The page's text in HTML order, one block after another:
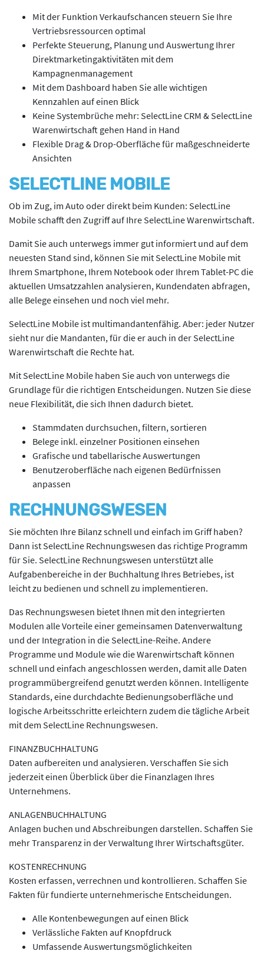
Mit der Funktion Verkaufschancen steuern Sie Ihre
Vertriebsressourcen optimal
Perfekte Steuerung, Planung und Auswertung Ihrer
Direktmarketingaktivitäten mit dem
Kampagnenmanagement
Mit dem Dashboard haben Sie alle wichtigen
Kennzahlen auf einen Blick
Keine Systembrüche mehr: SelectLine CRM & SelectLine
Warenwirtschaft gehen Hand in Hand
Flexible Drag & Drop-Oberfläche für maßgeschneiderte
Ansichten
SELECTLINE MOBILE
Ob im Zug, im Auto oder direkt beim Kunden: SelectLine
Mobile schafft den Zugriff auf Ihre SelectLine Warenwirtschaft.
Damit Sie auch unterwegs immer gut informiert und auf dem
neuesten Stand sind, können Sie mit SelectLine Mobile mit
Ihrem Smartphone, Ihrem Notebook oder Ihrem Tablet-PC die
aktuellen Umsatzzahlen analysieren, Kundendaten abfragen,
alle Belege einsehen und noch viel mehr.
SelectLine Mobile ist multimandantenfähig. Aber: jeder Nutzer
sieht nur die Mandanten, für die er auch in der SelectLine
Warenwirtschaft die Rechte hat.
Mit SelectLine Mobile haben Sie auch von unterwegs die
Grundlage für die richtigen Entscheidungen. Nutzen Sie diese
neue Flexibilität, die sich Ihnen dadurch bietet.
Stammdaten durchsuchen, filtern, sortieren
Belege inkl. einzelner Positionen einsehen
Grafische und tabellarische Auswertungen
Benutzeroberfläche nach eigenen Bedürfnissen
anpassen
RECHNUNGSWESEN
Sie möchten Ihre Bilanz schnell und einfach im Griff haben?
Dann ist SelectLine Rechnungswesen das richtige Programm
für Sie. SelectLine Rechnungswesen unterstützt alle
Aufgabenbereiche in der Buchhaltung Ihres Betriebes, ist
leicht zu bedienen und schnell zu implementieren.
Das Rechnungswesen bietet Ihnen mit den integrierten
Modulen alle Vorteile einer gemeinsamen Datenverwaltung
und der Integration in die SelectLine-Reihe. Andere
Programme und Module wie die Warenwirtschaft können
schnell und einfach angeschlossen werden, damit alle Daten
programmübergreifend genutzt werden können. Intelligente
Standards, eine durchdachte Bedienungsoberfläche und
logische Arbeitsschritte erleichtern zudem die tägliche Arbeit
mit dem SelectLine Rechnungswesen.
FINANZBUCHHALTUNG
Daten aufbereiten und analysieren. Verschaffen Sie sich
jederzeit einen Überblick über die Finanzlagen Ihres
Unternehmens.
ANLAGENBUCHHALTUNG
Anlagen buchen und Abschreibungen darstellen. Schaffen Sie
mehr Transparenz in der Verwaltung Ihrer Wirtschaftsgüter.
KOSTENRECHNUNG
Kosten erfassen, verrechnen und kontrollieren. Schaffen Sie
Fakten für fundierte unternehmerische Entscheidungen.
Alle Kontenbewegungen auf einen Blick
Verlässliche Fakten auf Knopfdruck
Umfassende Auswertungsmöglichkeiten